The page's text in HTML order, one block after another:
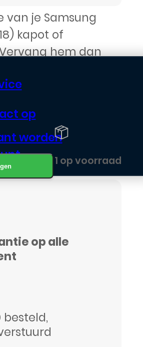
op
worden
van je Samsung
kapot of
hem dan
Galaxy
in huis
1 op voorraad
op alle
besteld,